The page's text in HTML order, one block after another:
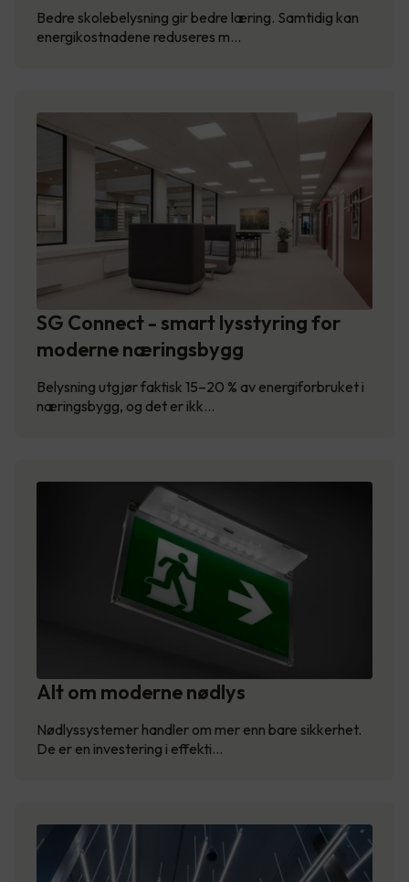
Bedre skolebelysning gir bedre læring. Samtidig kan
energikostnadene reduseres m…
SG Connect - smart lysstyring for
moderne næringsbygg
Belysning utgjør faktisk 15–20 % av energiforbruket i
næringsbygg, og det er ikk…
Alt om moderne nødlys
Nødlyssystemer handler om mer enn bare sikkerhet.
De er en investering i effekti…